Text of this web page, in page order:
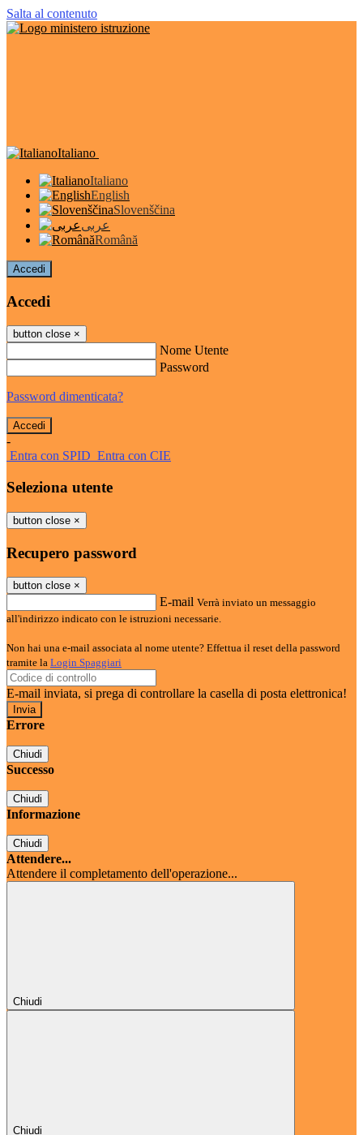
Salta al contenuto
Italiano
Italiano
English
Slovenščina
عربى
Română
Accedi
Accedi
button close ×
Nome Utente
Password
Password dimenticata?
-
Entra con SPID Entra con CIE
Seleziona utente
button close ×
Recupero password
button close ×
E-mail Verrà inviato un messaggio
all'indirizzo indicato con le istruzioni necessarie.
Non hai una e-mail associata al nome utente? Effettua il reset della password
tramite la Login Spaggiari
E-mail inviata, si prega di controllare la casella di posta elettronica!
Errore
Chiudi
Successo
Chiudi
Informazione
Chiudi
Attendere...
Attendere il completamento dell'operazione...
Chiudi
Chiudi